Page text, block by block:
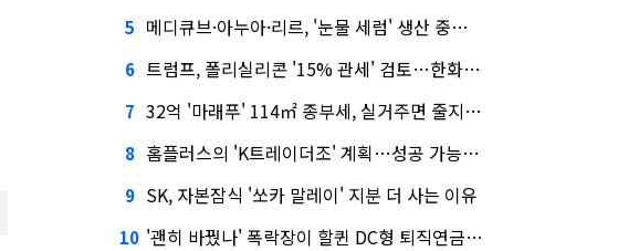
5 메디큐브·아누아·리르, '눈물 세럼' 생산 중단한다
6 트럼프, 폴리실리콘 '15% 관세' 검토…한화큐셀·OCI 영향은?
7 32억 '마래푸' 114㎡ 종부세, 실거주면 줄지만 안 살면 2.5배
8 홈플러스의 'K트레이더조' 계획…성공 가능성은 '글쎄'
9 SK, 자본잠식 '쏘카 말레이' 지분 더 사는 이유
10 '괜히 바꿨나' 폭락장이 할퀸 DC형 퇴직연금…전문가 조언은